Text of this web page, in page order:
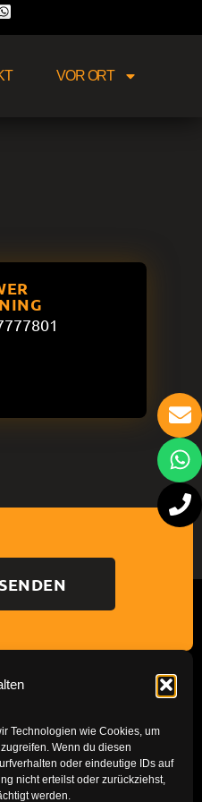
Technologien wie Cookies, um
Wenn du diesen
oder eindeutige IDs auf
nicht erteilst oder zurückziehst,
werden.
VOR ORT